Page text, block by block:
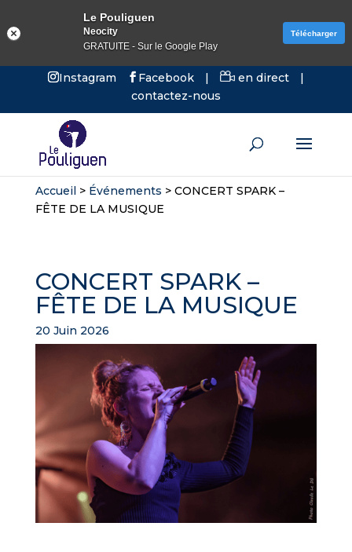
Instagram Facebook | en direct
|
contactez-nous
Accueil> Événements > CONCERT SPARK –
FÊTE DE LA MUSIQUE
CONCERT SPARK –
FÊTE DE LA MUSIQUE
20 Juin 2026
Le Pouliguen
Neocity
GRATUITE - Sur le Google Play
Télécharger